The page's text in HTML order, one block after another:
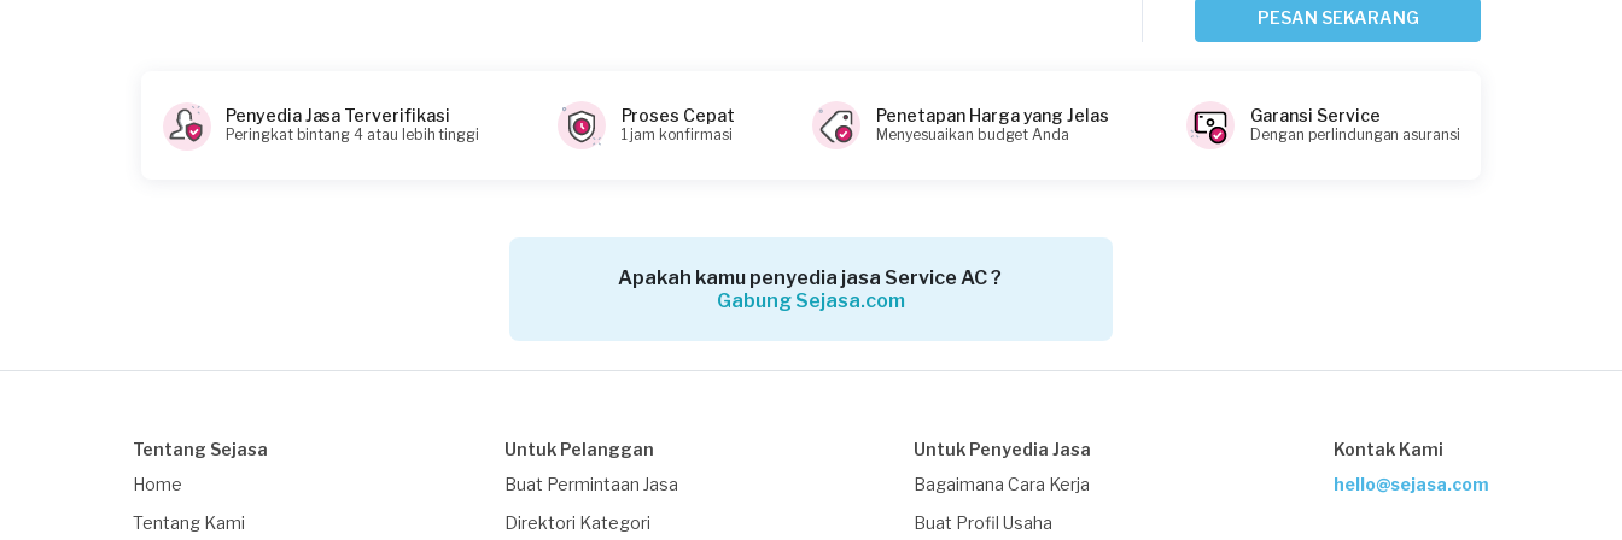
Sekitar satu jam yang lalu
Jakarta Barat, Jakarta
Jakarta Selatan, Jakarta
Jakarta Pusat, Jakarta
PESAN SEKARANG
Penyedia Jasa Terverifikasi
Peringkat bintang 4 atau lebih tinggi
Proses Cepat
1 jam konfirmasi
Penetapan Harga yang Jelas
Menyesuaikan budget Anda
Garansi Service
Dengan perlindungan asuransi
Apakah kamu penyedia jasa Service AC ?
Gabung Sejasa.com
Tentang Sejasa
Home
Tentang Kami
Untuk Pelanggan
Buat Permintaan Jasa
Direktori Kategori
Untuk Penyedia Jasa
Bagaimana Cara Kerja
Buat Profil Usaha
Kontak Kami
hello@sejasa.com